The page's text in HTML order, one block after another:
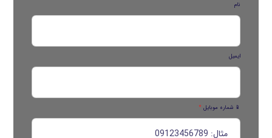
نام
ایمیل
📱 شماره موبایل *